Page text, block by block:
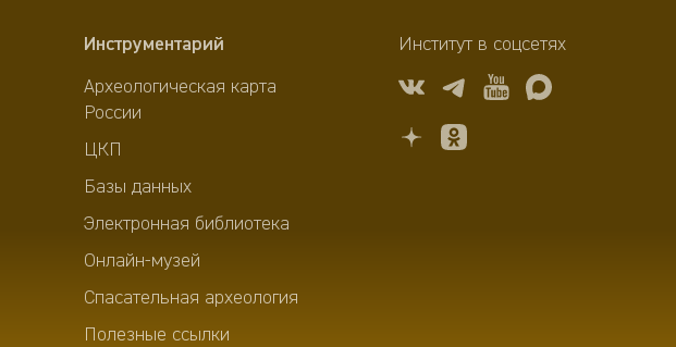
Инструментарий
Археологическая карта
России
ЦКП
Базы данных
Электронная библиотека
Онлайн-музей
Спасательная археология
Полезные ссылки
Институт в соцсетях